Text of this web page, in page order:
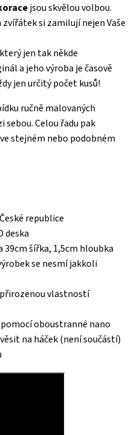
jsou skvělou volbou.
si zamilují nejen Vaše
jen tak někde
a jeho výroba je časově
jen určitý počet kusů!
ručně malovaných
Celou řadu pak
ve stejném nebo podobném
republice
deska
39cm šířka, 1,5cm hloubka
se nesmí jakkoli
vlastností
oboustranné nano
na háček (není součástí)